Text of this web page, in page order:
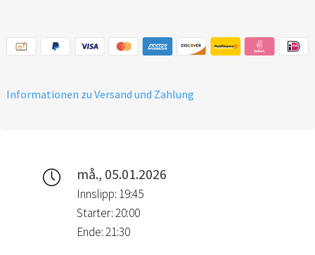
Informationen zu Versand und Zahlung
må., 05.01.2026
Innslipp: 19:45
Starter: 20:00
Ende: 21:30